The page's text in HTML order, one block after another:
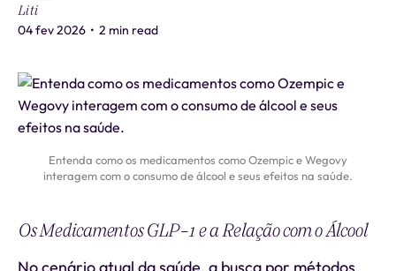
Liti
04 fev 2026 • 2 min read
Entenda como os medicamentos como Ozempic e Wegovy
interagem com o consumo de álcool e seus efeitos na saúde.
Os Medicamentos GLP-1 e a Relação com o Álcool